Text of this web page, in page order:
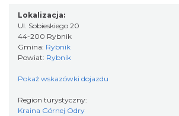
0.00 km
Lokalizacja:
Ul. Sobieskiego 20
44-200 Rybnik
Gmina: Rybnik
Powiat: Rybnik
Pokaż wskazówki dojazdu
Region turystyczny:
Kraina Górnej Odry